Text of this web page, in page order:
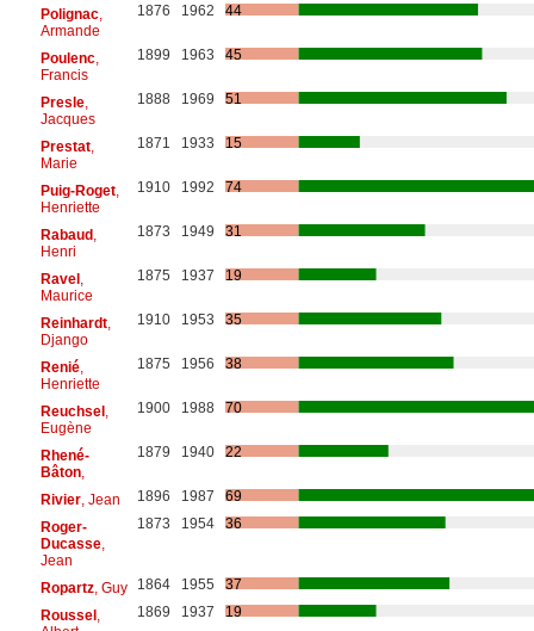
Polignac,
Armande
1876 1962 44
Poulenc,
Francis
1899 1963 45
Presle,
Jacques
1888 1969 51
Prestat,
Marie
1871 1933 15
Puig-Roget,
Henriette
1910 1992 74
Rabaud,
Henri
1873 1949 31
Ravel,
Maurice
1875 1937 19
Reinhardt,
Django
1910 1953 35
Renié,
Henriette
1875 1956 38
Reuchsel,
Eugène
1900 1988 70
Rhené-
Bâton,
1879 1940 22
Rivier, Jean 1896 1987
69
Roger-
Ducasse,
Jean
1873 1954 36
Ropartz, Guy 1864 1955
37
Roussel,
1869 1937 19